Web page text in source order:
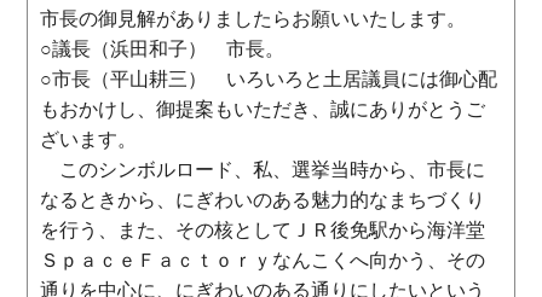
市長の御見解がありましたらお願いいたします。
○議長（浜田和子） 市長。
○市長（平山耕三） いろいろと土居議員には御心配
もおかけし、御提案もいただき、誠にありがとうご
ざいます。
このシンボルロード、私、選挙当時から、市長に
なるときから、にぎわいのある魅力的なまちづくり
を行う、また、その核としてＪＲ後免駅から海洋堂
ＳｐａｃｅＦａｃｔｏｒｙなんこくへ向かう、その
通りを中心に、にぎわいのある通りにしたいという